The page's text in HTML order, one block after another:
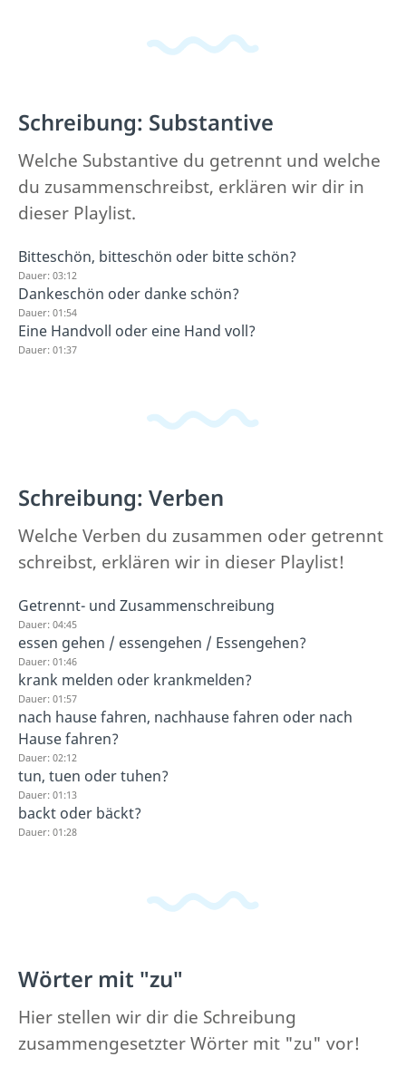
Schreibung: Substantive
Welche Substantive du getrennt und welche
du zusammenschreibst, erklären wir dir in
dieser Playlist.
Bitteschön, bitteschön oder bitte schön?
Dauer: 03:12
Dankeschön oder danke schön?
Dauer: 01:54
Eine Handvoll oder eine Hand voll?
Dauer: 01:37
Schreibung: Verben
Welche Verben du zusammen oder getrennt
schreibst, erklären wir in dieser Playlist!
Getrennt- und Zusammenschreibung
Dauer: 04:45
essen gehen / essengehen / Essengehen?
Dauer: 01:46
krank melden oder krankmelden?
Dauer: 01:57
nach hause fahren, nachhause fahren oder nach
Hause fahren?
Dauer: 02:12
tun, tuen oder tuhen?
Dauer: 01:13
backt oder bäckt?
Dauer: 01:28
Wörter mit "zu"
Hier stellen wir dir die Schreibung
zusammengesetzter Wörter mit "zu" vor!